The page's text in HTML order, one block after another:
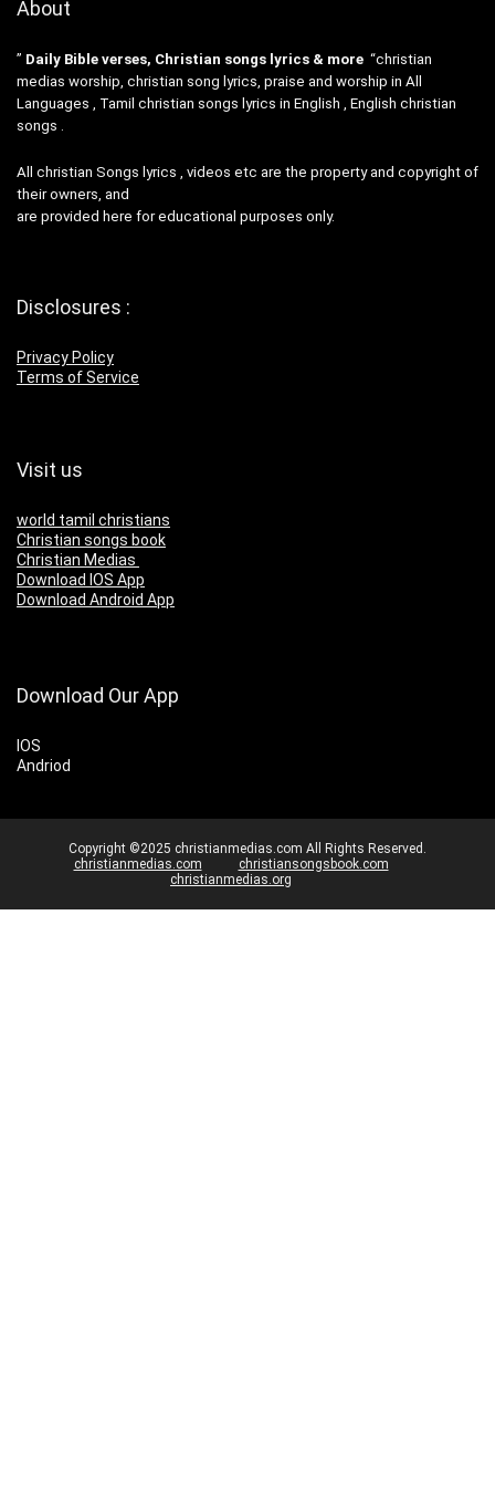
About
” Daily Bible verses, Christian songs lyrics & more “christian
medias worship, christian song lyrics, praise and worship in All
Languages , Tamil christian songs lyrics in English , English christian
songs .
All christian Songs lyrics , videos etc are the property and copyright of
their owners, and
are provided here for educational purposes only.
Disclosures :
Privacy Policy
Terms of Service
Visit us
world tamil christians
Christian songs book
Christian Medias
Download IOS App
Download Android App
Download Our App
IOS
Andriod
Copyright ©2025 christianmedias.com All Rights Reserved.
christianmedias.com
christiansongsbook.com
christianmedias.org